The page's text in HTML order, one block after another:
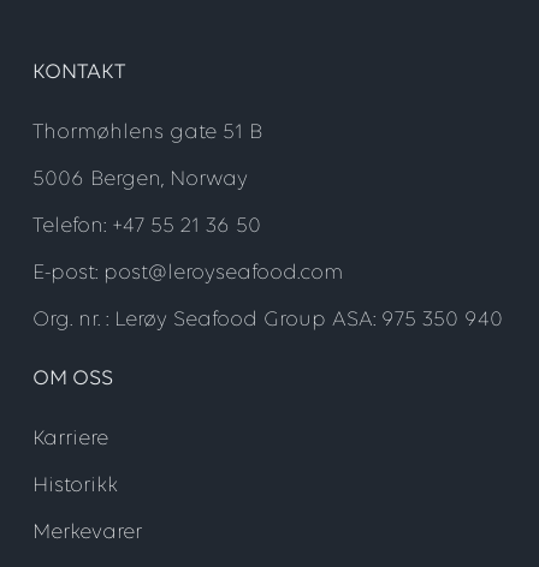
KONTAKT
Thormøhlens gate 51 B
5006 Bergen, Norway
Telefon: +47 55 21 36 50
E-post: post@leroyseafood.com
Org. nr. : Lerøy Seafood Group ASA: 975 350 940
OM OSS
Karriere
Historikk
Merkevarer